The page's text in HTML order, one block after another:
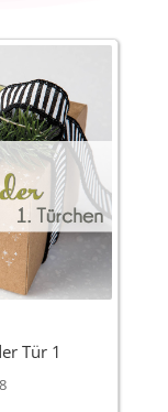
Tür 1